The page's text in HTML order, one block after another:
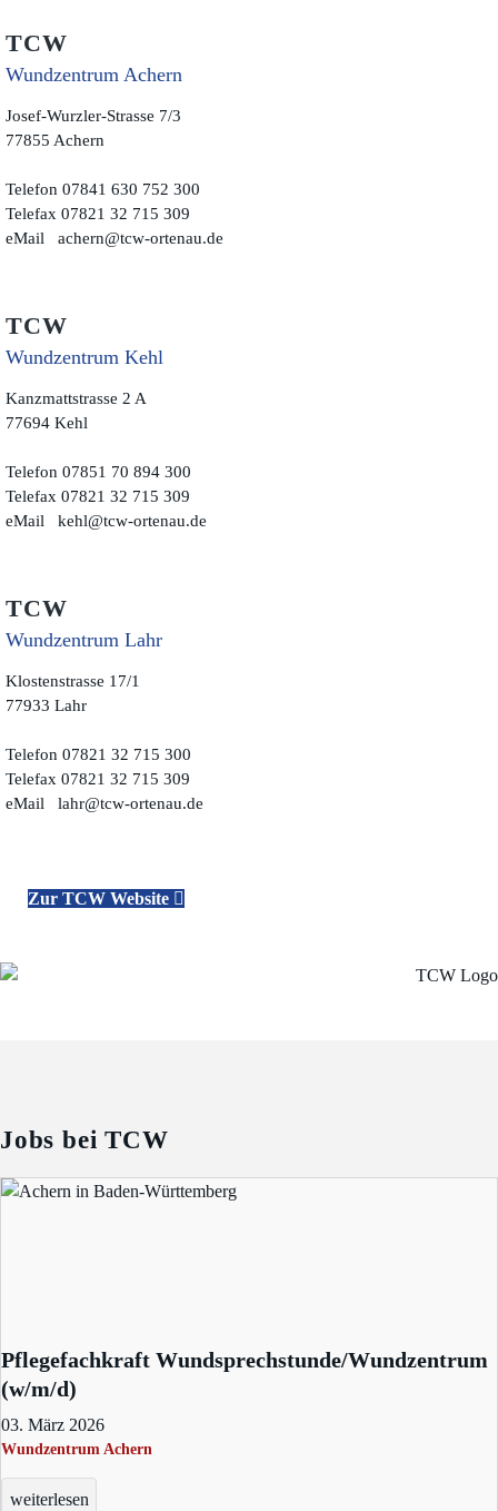
TCW
Wundzentrum Achern
Josef-Wurzler-Strasse 7/3
77855 Achern
Telefon 07841 630 752 300
Telefax 07821 32 715 309
eMail achern@tcw-ortenau.de
TCW
Wundzentrum Kehl
Kanzmattstrasse 2 A
77694 Kehl
Telefon 07851 70 894 300
Telefax 07821 32 715 309
eMail kehl@tcw-ortenau.de
TCW
Wundzentrum Lahr
Klostenstrasse 17/1
77933 Lahr
Telefon 07821 32 715 300
Telefax 07821 32 715 309
eMail lahr@tcw-ortenau.de
Zur TCW Website
Jobs bei TCW
Pflegefachkraft Wundsprechstunde/Wundzentrum
(w/m/d)
03. März 2026
Wundzentrum Achern
weiterlesen